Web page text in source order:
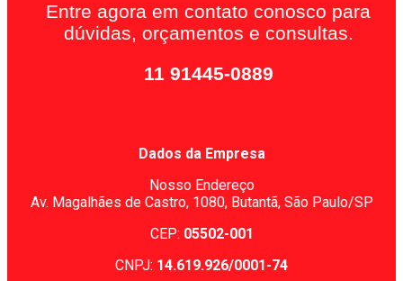
Entre agora em contato conosco para
dúvidas, orçamentos e consultas.
11 91445-0889
Dados da Empresa
Nosso Endereço
Av. Magalhães de Castro, 1080, Butantã, São Paulo/SP
CEP: 05502-001
CNPJ: 14.619.926/0001-74